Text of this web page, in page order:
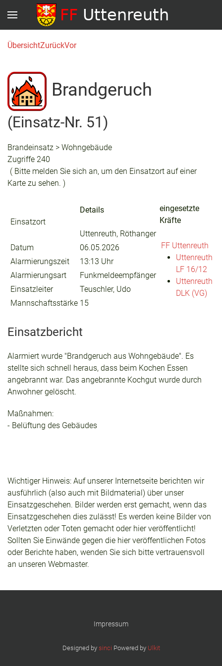
ÜbersichtZurückVor
Brandgeruch
(Einsatz-Nr. 51)
Brandeinsatz > Wohngebäude
Zugriffe 240
( Bitte melden Sie sich an, um den Einsatzort auf einer
Karte zu sehen. )
Einsatzort
Details
Uttenreuth, Röthanger
Datum
06.05.2026
Alarmierungszeit
13:13 Uhr
Alarmierungsart
Funkmeldeempfänger
Einsatzleiter
Teuschler, Udo
Mannschaftsstärke 15
eingesetzte
Kräfte
FF Uttenreuth
Uttenreuth
LF 16/12
Uttenreuth
DLK (VG)
Einsatzbericht
Alarmiert wurde "Brandgeruch aus Wohngebäude". Es
stellte sich schnell heraus, dass beim Kochen Essen
angebrannt war. Das angebrannte Kochgut wurde durch
Anwohner gelöscht.
Maßnahmen:
- Belüftung des Gebäudes
Wichtiger Hinweis: Auf unserer Internetseite berichten wir
ausführlich (also auch mit Bildmaterial) über unser
Einsatzgeschehen. Bilder werden erst gemacht, wenn das
Einsatzgeschehen dies zulässt! Es werden keine Bilder von
Verletzten oder Toten gemacht oder hier veröffentlicht!
Sollten Sie Einwände gegen die hier veröffentlichen Fotos
oder Berichte haben, wenden Sie sich bitte vertrauensvoll
an unseren Webmaster.
Impressum
Designed by sinci Powered by Ulkit